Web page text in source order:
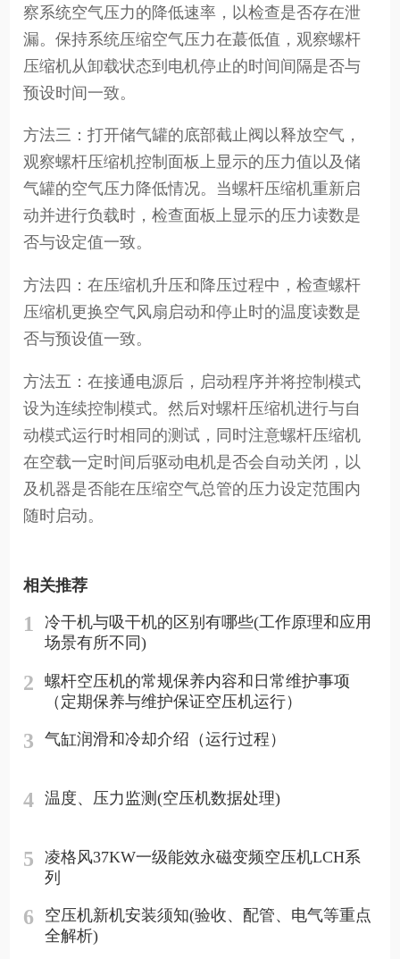
察系统空气压力的降低速率，以检查是否存在泄
漏。保持系统压缩空气压力在蕞低值，观察螺杆
压缩机从卸载状态到电机停止的时间间隔是否与
预设时间一致。
方法三：打开储气罐的底部截止阀以释放空气，
观察螺杆压缩机控制面板上显示的压力值以及储
气罐的空气压力降低情况。当螺杆压缩机重新启
动并进行负载时，检查面板上显示的压力读数是
否与设定值一致。
方法四：在压缩机升压和降压过程中，检查螺杆
压缩机更换空气风扇启动和停止时的温度读数是
否与预设值一致。
方法五：在接通电源后，启动程序并将控制模式
设为连续控制模式。然后对螺杆压缩机进行与自
动模式运行时相同的测试，同时注意螺杆压缩机
在空载一定时间后驱动电机是否会自动关闭，以
及机器是否能在压缩空气总管的压力设定范围内
随时启动。
相关推荐
1
冷干机与吸干机的区别有哪些(工作原理和应用
场景有所不同)
2
螺杆空压机的常规保养内容和日常维护事项
（定期保养与维护保证空压机运行）
3 气缸润滑和冷却介绍（运行过程）
4 温度、压力监测(空压机数据处理)
5
凌格风37KW一级能效永磁变频空压机LCH系
列
6
空压机新机安装须知(验收、配管、电气等重点
全解析)